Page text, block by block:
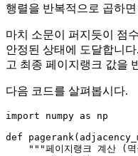
행렬을 반복적으로 곱하
마치 소문이 퍼지듯이 점
안정된 상태에 도달합니
고 최종 페이지랭크 값을
다음 코드를 살펴봅시다.
import numpy as np
def
pagerank(
"""페이지랭크 계산 (